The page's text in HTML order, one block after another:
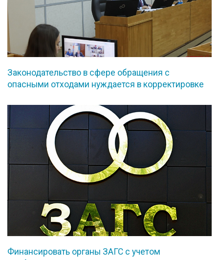
Законодательство в сфере обращения с
опасными отходами нуждается в корректировке
Финансировать органы ЗАГС с учетом